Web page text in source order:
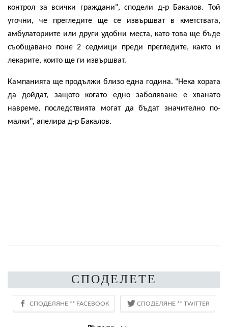
контрол за всички граждани", сподели д-р Бакалов. Той
уточни, че прегледите ще се извършват в кметствата,
амбулаториите или други удобни места, като това ще бъде
съобщавано поне 2 седмици преди прегледите, както и
лекарите, които ще ги извършват.
Кампанията ще продължи близо една година. "Нека хората
да дойдат, защото когато едно заболяване е хванато
навреме, последствията могат да бъдат значително по-
малки", апелира д-р Бакалов.
СПОДЕЛЕТЕ